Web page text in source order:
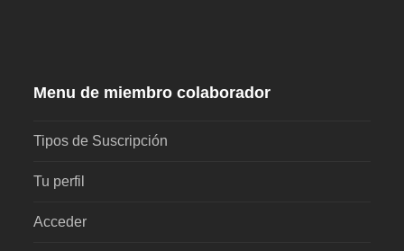
Menu de miembro colaborador
Tipos de Suscripción
Tu perfil
Acceder